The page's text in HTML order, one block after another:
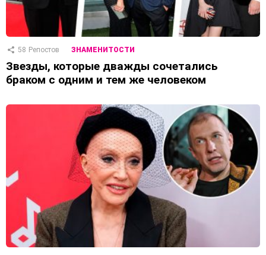
58 Репостов ЗНАМЕНИТОСТИ
Звезды, которые дважды сочетались
браком с одним и тем же человеком